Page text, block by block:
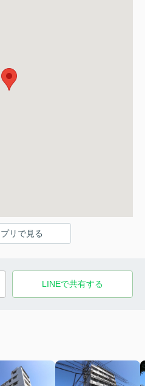
リで見る
LINEで共有する